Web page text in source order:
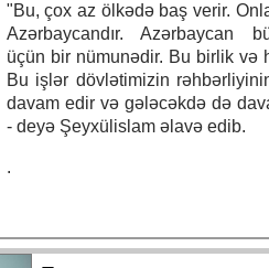
"Bu, çox az ölkədə baş verir.
Azərbaycandır. Azərbaycan
üçün bir nümunədir. Bu birlik və
Bu işlər dövlətimizin
davam edir və gələcəkdə də
- deyə Şeyxülislam əlavə edib.
.